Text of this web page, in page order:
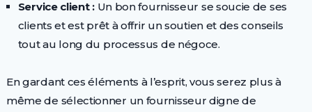
Service client :Un bon fournisseur se soucie de ses
clients et est prêt à offrir un soutien et des conseils
tout au long du processus de négoce.
En gardant ces éléments à l’esprit, vous serez plus à
même de sélectionner un fournisseur digne de